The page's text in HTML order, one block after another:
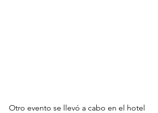
Otro evento se llevó a cabo en el hotel